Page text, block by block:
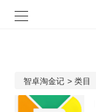
智卓淘金记 > 类目